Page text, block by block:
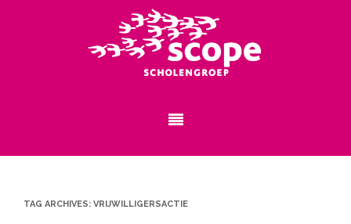
TAG ARCHIVES: VRIJWILLIGERSACTIE